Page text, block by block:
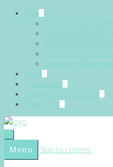
Blog
DIY & Geschenkideen
Geschenk-Tipps &
Kreative Inspiration
Saisonale
Shop
Impressum
Datenschutzerklärung
Über mich
Menu Skip to content